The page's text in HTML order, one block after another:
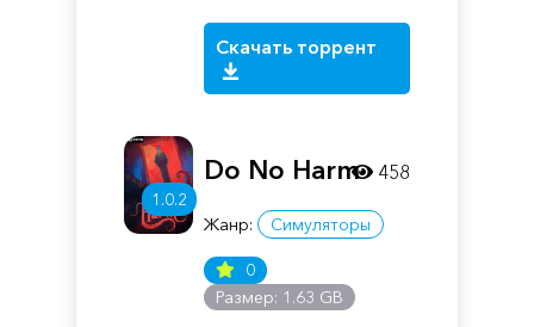
Скачать торрент
1.0.2
Do No Harm
Жанр: Симуляторы
0
Размер: 1.63 GB
458